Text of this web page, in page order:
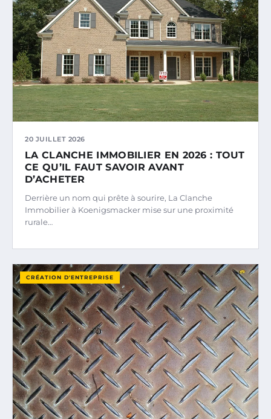
20 JUILLET 2026
LA CLANCHE IMMOBILIER EN 2026 : TOUT
CE QU’IL FAUT SAVOIR AVANT
D’ACHETER
Derrière un nom qui prête à sourire, La Clanche
Immobilier à Koenigsmacker mise sur une proximité
rurale…
CRÉATION D'ENTREPRISE